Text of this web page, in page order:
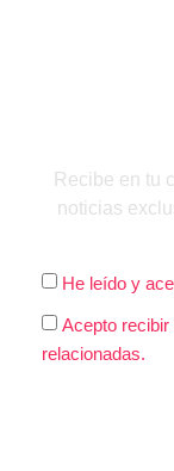
Recibe en tu
noticias
He leído y
Acepto
relacionadas.